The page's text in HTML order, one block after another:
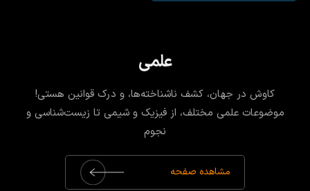
علمی
کاوش در جهان، کشف ناشناخته‌ها، و درک قوانین هستی!
موضوعات علمی مختلف، از فیزیک و شیمی تا زیست‌شناسی و
نجوم
مشاهده صفحه